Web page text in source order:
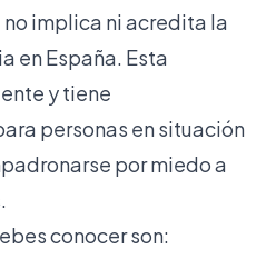
implica ni acredita la
en España. Esta
y tiene
personas en situación
por miedo a
conocer son: